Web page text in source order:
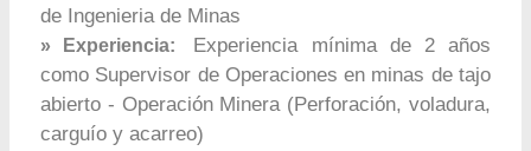
de Ingenieria de Minas
» Experiencia:
Experiencia mínima de 2 años
como Supervisor de Operaciones en minas de tajo
abierto - Operación Minera (Perforación, voladura,
carguío y acarreo)